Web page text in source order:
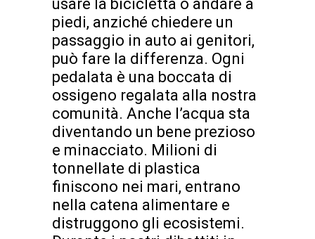
usare la bicicletta o andare a
piedi, anziché chiedere un
passaggio in auto ai genitori,
può fare la differenza. Ogni
pedalata è una boccata di
ossigeno regalata alla nostra
comunità. Anche l’acqua sta
diventando un bene prezioso
e minacciato. Milioni di
tonnellate di plastica
finiscono nei mari, entrano
nella catena alimentare e
distruggono gli ecosistemi.